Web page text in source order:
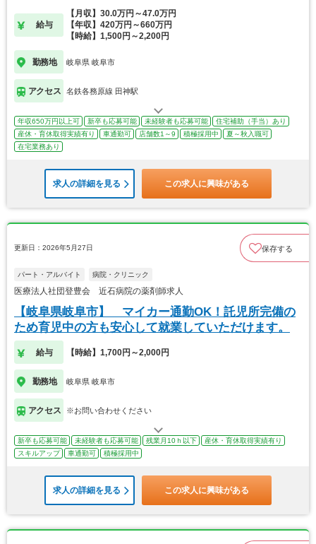
給与
【月収】30.0万円～47.0万円
【年収】420万円～660万円
【時給】1,500円～2,200円
勤務地 岐阜県 岐阜市
アクセス 名鉄各務原線 田神駅
年収650万円以上可 新卒も応募可能 未経験者も応募可能
住宅補助（手当）あり
産休・育休取得実績有り
車通勤可 店舗数1～9 積極採用中
夏～秋入職可
在宅業務あり
求人の詳細を見る この求人に興味がある
更新日：2026年5月27日 保存する
パート・アルバイト 病院・クリニック
医療法人社団登豊会 近石病院の薬剤師求人
【岐阜県岐阜市】 マイカー通勤OK！託児所完備の
ため育児中の方も安心して就業していただけます。
給与 【時給】1,700円～2,000円
勤務地 岐阜県 岐阜市
アクセス ※お問い合わせください
新卒も応募可能 未経験者も応募可能 残業月10ｈ以下
産休・育休取得実績有り
スキルアップ
車通勤可 積極採用中
求人の詳細を見る この求人に興味がある